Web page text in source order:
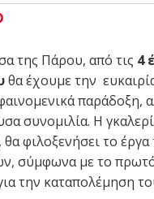
της Πάρου, από τις 4
θα έχουμε την
παράδοξη,
συνομιλία. H γκαλερί
, θα φιλοξενήσει το
σύμφωνα με το
την καταπολέμηση